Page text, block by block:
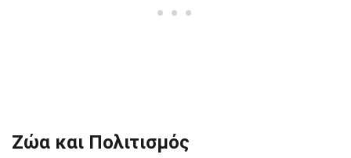
Ζώα και Πολιτισμός